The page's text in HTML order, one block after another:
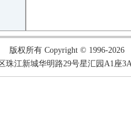
版权所有 Copyright © 1996-2026
珠江新城华明路29号星汇园A1座